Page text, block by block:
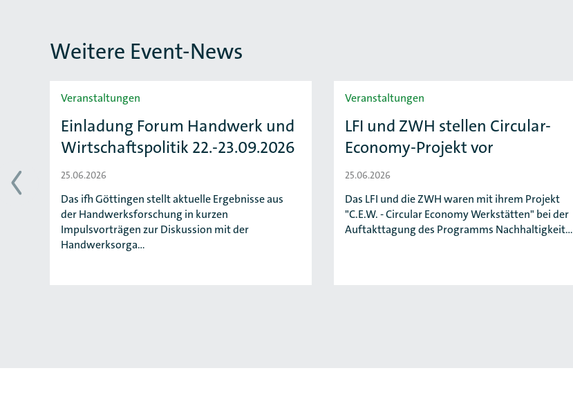
Weitere Event-News
Slider überspringen
Veranstaltungen
Einladung Forum Handwerk und
Wirtschaftspolitik 22.-23.09.2026
25.06.2026
Das ifh Göttingen stellt aktuelle Ergebnisse aus
der Handwerksforschung in kurzen
Impulsvorträgen zur Diskussion mit der
Handwerksorga…
Veranstaltungen
LFI und ZWH stellen Circular-
Economy-Projekt vor
25.06.2026
Das LFI und die ZWH waren mit ihrem Projekt
"C.E.W. - Circular Economy Werkstätten" bei der
Auftakttagung des Programms Nachhaltigkeit…